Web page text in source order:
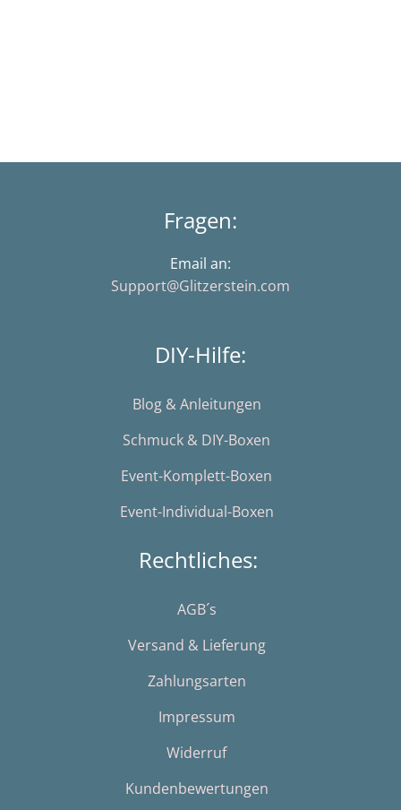
Fragen:
Email an:
Support@Glitzerstein.com
DIY-Hilfe:
Blog & Anleitungen
Schmuck & DIY-Boxen
Event-Komplett-Boxen
Event-Individual-Boxen
Rechtliches:
AGB´s
Versand & Lieferung
Zahlungsarten
Impressum
Widerruf
Kundenbewertungen